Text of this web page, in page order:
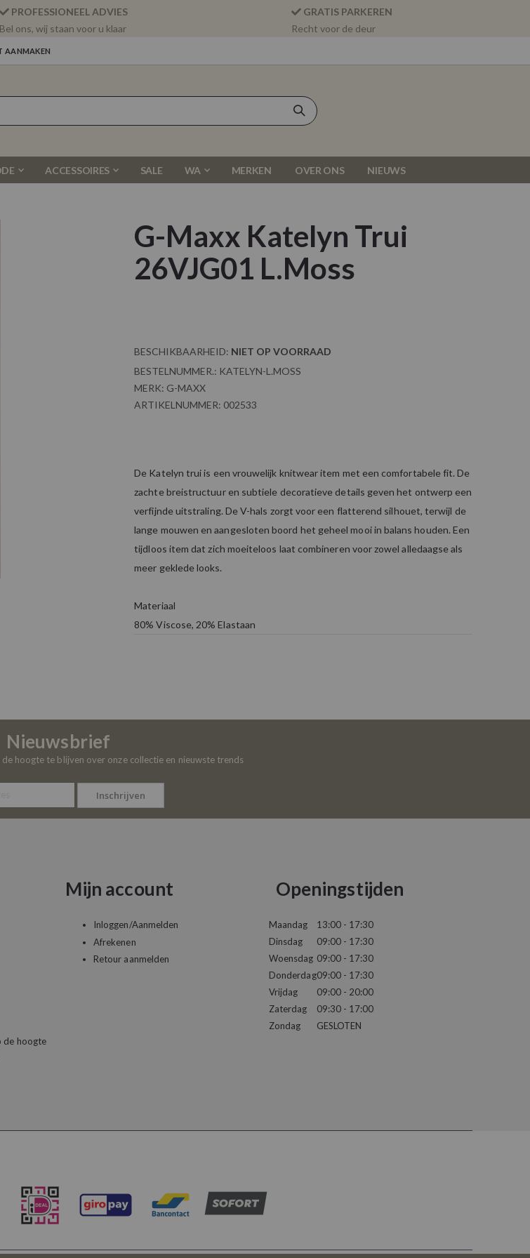
PROFESSIONEEL ADVIES
Bel ons, wij staan voor u klaar
GRATIS PARKEREN
Recht voor de deur
AANMAKEN
ACCESSOIRES SALE WA MERKEN OVER ONS NIEUWS
G-Maxx Katelyn Trui
26VJG01 L.Moss
BESCHIKBAARHEID: NIET OP VOORRAAD
BESTELNUMMER.: KATELYN-L.MOSS
MERK: G-MAXX
ARTIKELNUMMER: 002533
De Katelyn trui is een vrouwelijk knitwear item met een comfortabele fit. De
zachte breistructuur en subtiele decoratieve details geven het ontwerp een
verfijnde uitstraling. De V-hals zorgt voor een flatterend silhouet, terwijl de
lange mouwen en aangesloten boord het geheel mooi in balans houden. Een
tijdloos item dat zich moeiteloos laat combineren voor zowel alledaagse als
meer geklede looks.
Materiaal
80% Viscose, 20% Elastaan
Nieuwsbrief
de hoogte te blijven over onze collectie en nieuwste trends
Inschrijven
de hoogte
Mijn account
Inloggen/Aanmelden
Afrekenen
Retour aanmelden
Openingstijden
Maandag
Dinsdag
Woensdag
Donderdag
Vrijdag
Zaterdag
Zondag
13:00 - 17:30
09:00 - 17:30
09:00 - 17:30
09:00 - 17:30
09:00 - 20:00
09:30 - 17:00
GESLOTEN